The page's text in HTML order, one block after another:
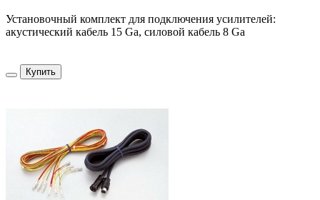
Установочный комплект для подключения усилителей:
акустический кабель 15 Ga, силовой кабель 8 Ga
Купить